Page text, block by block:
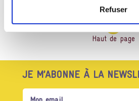
Refuser
Haut de page
JE M’ABONNE À LA